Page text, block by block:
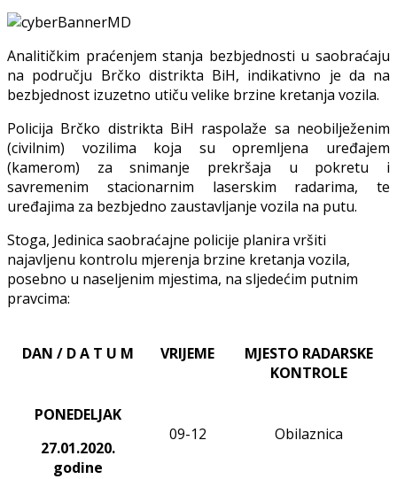
Analitičkim praćenjem stanja bezbjednosti u saobraćaju
na području Brčko distrikta BiH, indikativno je da na
bezbjednost izuzetno utiču velike brzine kretanja vozila.
Policija Brčko distrikta BiH raspolaže sa neobilježenim
(civilnim) vozilima koja su opremljena uređajem
(kamerom) za snimanje prekršaja u pokretu i
savremenim stacionarnim laserskim radarima, te
uređajima za bezbjedno zaustavljanje vozila na putu.
Stoga, Jedinica saobraćajne policije planira vršiti
najavljenu kontrolu mjerenja brzine kretanja vozila,
posebno u naseljenim mjestima, na sljedećim putnim
pravcima:
DAN / D A T U M VRIJEME
MJESTO RADARSKE
KONTROLE
PONEDELJAK
27.01.2020.
godine
09-12 Obilaznica